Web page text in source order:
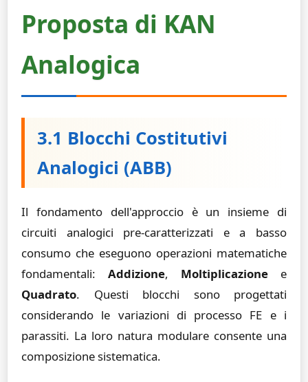
Proposta di KAN
Analogica
3.1 Blocchi Costitutivi
Analogici (ABB)
Il fondamento dell'approccio è un insieme di
circuiti analogici pre-caratterizzati e a basso
consumo che eseguono operazioni matematiche
fondamentali: Addizione, Moltiplicazione e
Quadrato. Questi blocchi sono progettati
considerando le variazioni di processo FE e i
parassiti. La loro natura modulare consente una
composizione sistematica.